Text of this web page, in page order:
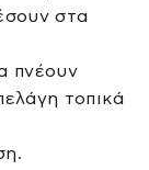
στα
πνέουν
τοπικά